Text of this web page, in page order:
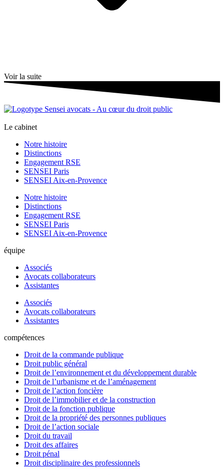
Voir la suite
Le cabinet
Notre histoire
Distinctions
Engagement RSE
SENSEI Paris
SENSEI Aix-en-Provence
Notre histoire
Distinctions
Engagement RSE
SENSEI Paris
SENSEI Aix-en-Provence
équipe
Associés
Avocats collaborateurs
Assistantes
Associés
Avocats collaborateurs
Assistantes
compétences
Droit de la commande publique
Droit public général
Droit de l’environnement et du développement durable
Droit de l’urbanisme et de l’aménagement
Droit de l’action foncière
Droit de l’immobilier et de la construction
Droit de la fonction publique
Droit de la propriété des personnes publiques
Droit de l’action sociale
Droit du travail
Droit des affaires
Droit pénal
Droit disciplinaire des professionnels